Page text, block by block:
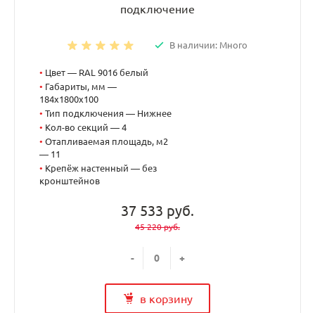
подключение
В наличии: Много
• Цвет — RAL 9016 белый
• Габариты, мм —
184x1800x100
• Тип подключения — Нижнее
• Кол-во секций — 4
• Отапливаемая площадь, м2
— 11
• Крепёж настенный — без
кронштейнов
37 533 руб.
45 220 руб.
- +
в корзину